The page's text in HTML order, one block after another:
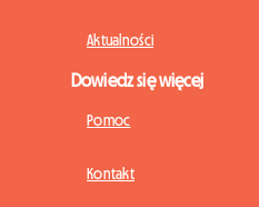
Aktualności
Dowiedz się więcej
Pomoc
Kontakt